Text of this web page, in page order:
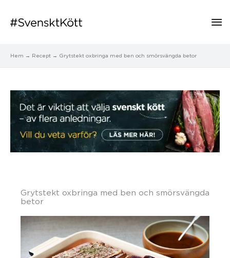
Hem Recept Grytstekt oxbringa med ben och smörsvängda betor
Grytstekt oxbringa med ben och smörsvängda
betor